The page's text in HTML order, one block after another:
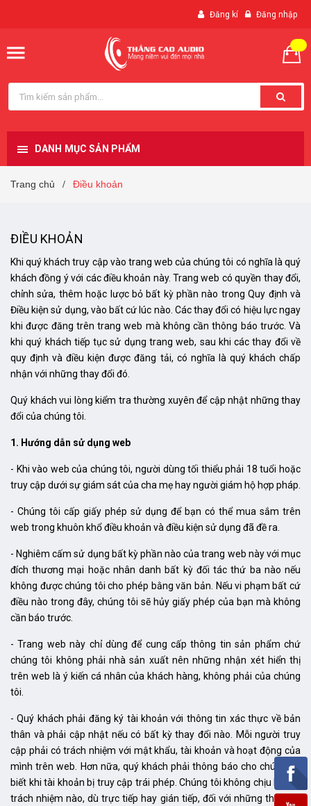
Đăng kí Đăng nhập
DANH MỤC SẢN PHẨM
Trang chủ / Điều khoản
ĐIỀU KHOẢN
Khi quý khách truy cập vào trang web của chúng tôi có nghĩa là quý
khách đồng ý với các điều khoản này. Trang web có quyền thay đổi,
chỉnh sửa, thêm hoặc lược bỏ bất kỳ phần nào trong Quy định và
Điều kiện sử dụng, vào bất cứ lúc nào. Các thay đổi có hiệu lực ngay
khi được đăng trên trang web mà không cần thông báo trước. Và
khi quý khách tiếp tục sử dụng trang web, sau khi các thay đổi về
quy định và điều kiện được đăng tải, có nghĩa là quý khách chấp
nhận với những thay đổi đó.
Quý khách vui lòng kiểm tra thường xuyên để cập nhật những thay
đổi của chúng tôi.
1. Hướng dẫn sử dụng web
- Khi vào web của chúng tôi, người dùng tối thiểu phải 18 tuổi hoặc
truy cập dưới sự giám sát của cha mẹ hay người giám hộ hợp pháp.
- Chúng tôi cấp giấy phép sử dụng để bạn có thể mua sắm trên
web trong khuôn khổ điều khoản và điều kiện sử dụng đã đề ra.
- Nghiêm cấm sử dụng bất kỳ phần nào của trang web này với mục
đích thương mại hoặc nhân danh bất kỳ đối tác thứ ba nào nếu
không được chúng tôi cho phép bằng văn bản. Nếu vi phạm bất cứ
điều nào trong đây, chúng tôi sẽ hủy giấy phép của bạn mà không
cần báo trước.
- Trang web này chỉ dùng để cung cấp thông tin sản phẩm chứ
chúng tôi không phải nhà sản xuất nên những nhận xét hiển thị
trên web là ý kiến cá nhân của khách hàng, không phải của chúng
tôi.
- Quý khách phải đăng ký tài khoản với thông tin xác thực về bản
thân và phải cập nhật nếu có bất kỳ thay đổi nào. Mỗi người truy
cập phải có trách nhiệm với mật khẩu, tài khoản và hoạt động của
mình trên web. Hơn nữa, quý khách phải thông báo cho chúng tôi
biết khi tài khoản bị truy cập trái phép. Chúng tôi không chịu bất kỳ
trách nhiệm nào, dù trực tiếp hay gián tiếp, đối với những thiệt hại